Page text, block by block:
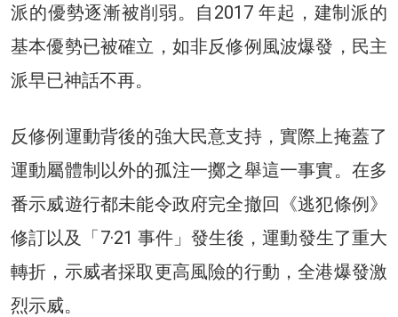
派的優勢逐漸被削弱。自2017 年起，建制派的
基本優勢已被確立，如非反修例風波爆發，民主
派早已神話不再。
反修例運動背後的強大民意支持，實際上掩蓋了
運動屬體制以外的孤注一擲之舉這一事實。在多
番示威遊行都未能令政府完全撤回《逃犯條例》
修訂以及「7·21 事件」發生後，運動發生了重大
轉折，示威者採取更高風險的行動，全港爆發激
烈示威。